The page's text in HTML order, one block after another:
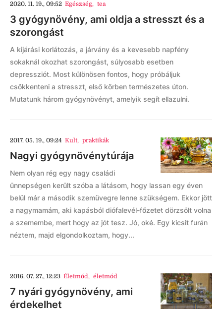
2020. 11. 19., 09:52 Egészség, tea
3 gyógynövény, ami oldja a stresszt és a
szorongást
A kijárási korlátozás, a járvány és a kevesebb napfény
sokaknál okozhat szorongást, súlyosabb esetben
depressziót. Most különösen fontos, hogy próbáljuk
csökkenteni a stresszt, első körben természetes úton.
Mutatunk három gyógynövényt, amelyik segít ellazulni.
2017. 05. 19., 09:24 Kult, praktikák
Nagyi gyógynövénytúrája
Nem olyan rég egy nagy családi
ünnepségen került szóba a látásom, hogy lassan egy éven
belül már a második szemüvegre lenne szükségem. Ekkor jött
a nagymamám, aki kapásból diófalevél-főzetet dörzsölt volna
a szemembe, mert hogy az jót tesz. Jó, oké. Egy kicsit furán
néztem, majd elgondolkoztam, hogy...
2016. 07. 27., 12:23 Életmód, életmód
7 nyári gyógynövény, ami
érdekelhet